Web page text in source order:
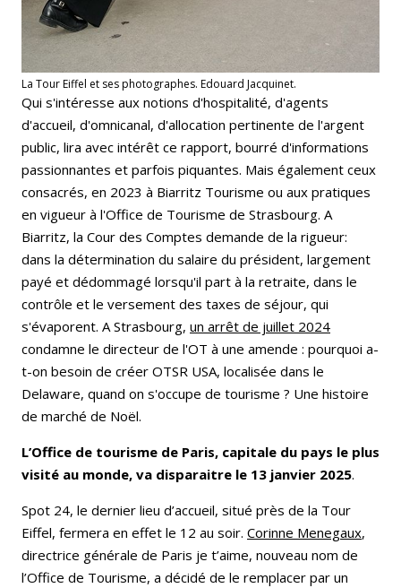
La Tour Eiffel et ses photographes. Edouard Jacquinet.
Qui s'intéresse aux notions d'hospitalité, d'agents
d'accueil, d'omnicanal, d'allocation pertinente de l'argent
public, lira avec intérêt ce rapport, bourré d'informations
passionnantes et parfois piquantes. Mais également ceux
consacrés, en 2023 à Biarritz Tourisme ou aux pratiques
en vigueur à l'Office de Tourisme de Strasbourg. A
Biarritz, la Cour des Comptes demande de la rigueur:
dans la détermination du salaire du président, largement
payé et dédommagé lorsqu'il part à la retraite, dans le
contrôle et le versement des taxes de séjour, qui
s'évaporent. A Strasbourg, un arrêt de juillet 2024
condamne le directeur de l'OT à une amende : pourquoi a-
t-on besoin de créer OTSR USA, localisée dans le
Delaware, quand on s'occupe de tourisme ? Une histoire
de marché de Noël.
L’Office de tourisme de Paris, capitale du pays le plus
visité au monde, va disparaitre le 13 janvier 2025.
Spot 24, le dernier lieu d’accueil, situé près de la Tour
Eiffel, fermera en effet le 12 au soir. Corinne Menegaux,
directrice générale de Paris je t’aime, nouveau nom de
l’Office de Tourisme, a décidé de le remplacer par un